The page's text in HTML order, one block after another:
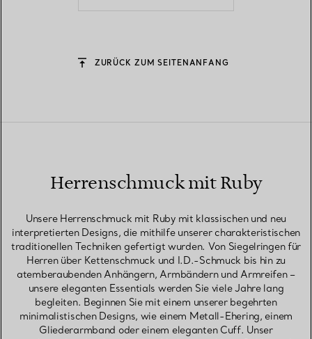
ZURÜCK ZUM SEITENANFANG
Herrenschmuck mit Ruby
Unsere Herrenschmuck mit Ruby mit klassischen und neu
interpretierten Designs, die mithilfe unserer charakteristischen
traditionellen Techniken gefertigt wurden. Von Siegelringen für
Herren über Kettenschmuck und I.D.-Schmuck bis hin zu
atemberaubenden Anhängern, Armbändern und Armreifen –
unsere eleganten Essentials werden Sie viele Jahre lang
begleiten. Beginnen Sie mit einem unserer begehrten
minimalistischen Designs, wie einem Metall-Ehering, einem
Gliederarmband oder einem eleganten Cuff. Unser